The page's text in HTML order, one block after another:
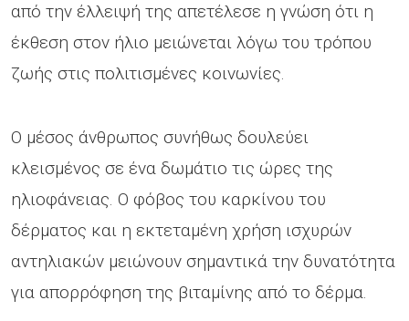
από την έλλειψή της απετέλεσε η γνώση ότι η
έκθεση στον ήλιο μειώνεται λόγω του τρόπου
ζωής στις πολιτισμένες κοινωνίες.
Ο μέσος άνθρωπος συνήθως δουλεύει
κλεισμένος σε ένα δωμάτιο τις ώρες της
ηλιοφάνειας. Ο φόβος του καρκίνου του
δέρματος και η εκτεταμένη χρήση ισχυρών
αντηλιακών μειώνουν σημαντικά την δυνατότητα
για απορρόφηση της βιταμίνης από το δέρμα.